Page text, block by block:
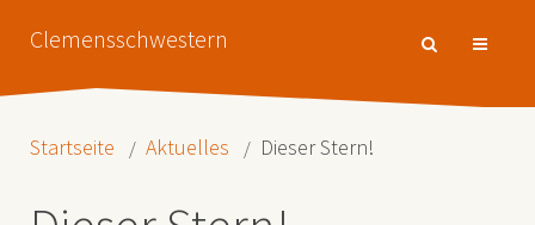
Clemensschwestern
Startseite Aktuelles Dieser Stern!